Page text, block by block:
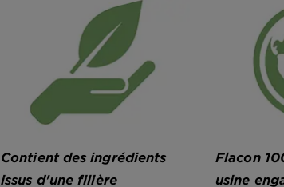
Contient des ingrédients
issus d'une filière
Flacon
usine